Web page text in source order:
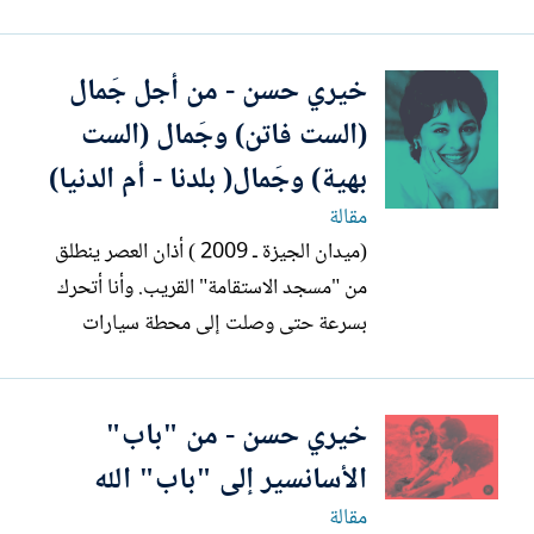
كلية الحقوق عام 1956 - إلى رحلة نيلية
للقناطر الخيرية. وبين أمواج النهر الهادئ قال
لها: " قبل أن نتزوج يا...
خيري حسن - من أجل جَمال
(الست فاتن) وجَمال (الست
بهية) وجَمال( بلدنا - أم الدنيا)
مقالة
(ميدان الجيزة ـ 2009 ) أذان العصر ينطلق
من "مسجد الاستقامة" القريب. وأنا أتحرك
بسرعة حتى وصلت إلى محطة سيارات
الطريق يرن هاتفي الجوال. اسم "رولا خرسا"
ـ ألوه.. ألوه.. ـ هل وصلت للاستوديو؟ وقبل
أن أجيب. قالت...
خيري حسن - من "باب"
الأسانسير إلى "باب" الله
مقالة